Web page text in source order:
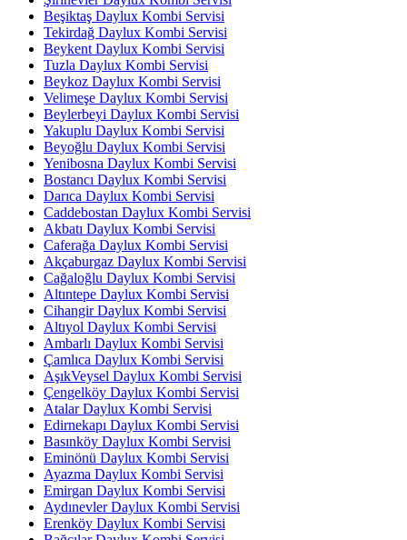
Beşiktaş Daylux Kombi Servisi
Tekirdağ Daylux Kombi Servisi
Beykent Daylux Kombi Servisi
Tuzla Daylux Kombi Servisi
Beykoz Daylux Kombi Servisi
Velimeşe Daylux Kombi Servisi
Beylerbeyi Daylux Kombi Servisi
Yakuplu Daylux Kombi Servisi
Beyoğlu Daylux Kombi Servisi
Yenibosna Daylux Kombi Servisi
Bostancı Daylux Kombi Servisi
Darıca Daylux Kombi Servisi
Caddebostan Daylux Kombi Servisi
Akbatı Daylux Kombi Servisi
Caferağa Daylux Kombi Servisi
Akçaburgaz Daylux Kombi Servisi
Cağaloğlu Daylux Kombi Servisi
Altıntepe Daylux Kombi Servisi
Cihangir Daylux Kombi Servisi
Altıyol Daylux Kombi Servisi
Ambarlı Daylux Kombi Servisi
Çamlıca Daylux Kombi Servisi
AşıkVeysel Daylux Kombi Servisi
Çengelköy Daylux Kombi Servisi
Atalar Daylux Kombi Servisi
Edirnekapı Daylux Kombi Servisi
Basınköy Daylux Kombi Servisi
Eminönü Daylux Kombi Servisi
Ayazma Daylux Kombi Servisi
Emirgan Daylux Kombi Servisi
Aydınevler Daylux Kombi Servisi
Erenköy Daylux Kombi Servisi